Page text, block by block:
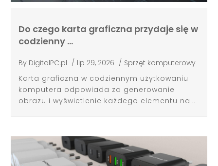
Do czego karta graficzna przydaje się w
codzienny …
By DigitalPC.pl / lip 29, 2026 / Sprzęt komputerowy
Karta graficzna w codziennym użytkowaniu
komputera odpowiada za generowanie
obrazu i wyświetlenie każdego elementu na...